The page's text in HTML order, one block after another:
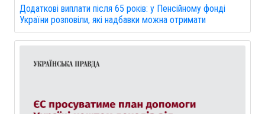
Додаткові виплати після 65 років: у Пенсійному фонді
України розповіли, які надбавки можна отримати